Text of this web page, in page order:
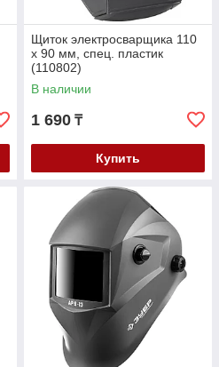
Щиток электросварщика 110
х 90 мм, спец. пластик
(110802)
В наличии
1 690 ₸
Купить